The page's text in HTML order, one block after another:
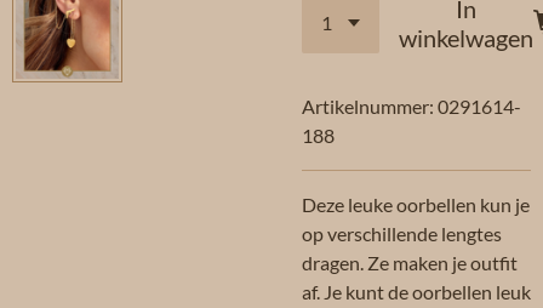
In
winkelwagen
Artikelnummer: 0291614-
188
Deze leuke oorbellen kun je
op verschillende lengtes
dragen. Ze maken je outfit
af. Je kunt de oorbellen leuk